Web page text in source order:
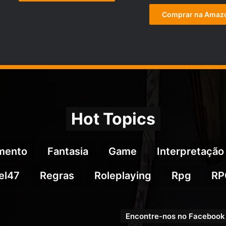
preço
original
era:
Comprar na
Hot Topics
Fantasia Game
Interpretação
Regras Roleplaying Rpg
Encontre-nos no Facebook